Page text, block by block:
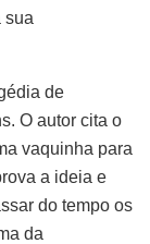
sua
de
O autor cita o
vaquinha para
a ideia e
do tempo os
da